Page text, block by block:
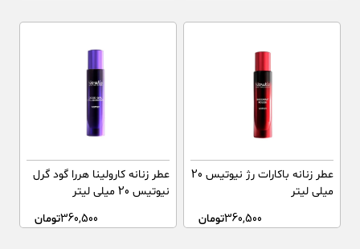
عطر زنانه باکارات رژ نیوتیس 20
میلی لیتر
360,500تومان
عطر زنانه کارولینا هررا گود گرل
نیوتیس 20 میلی لیتر
360,500تومان